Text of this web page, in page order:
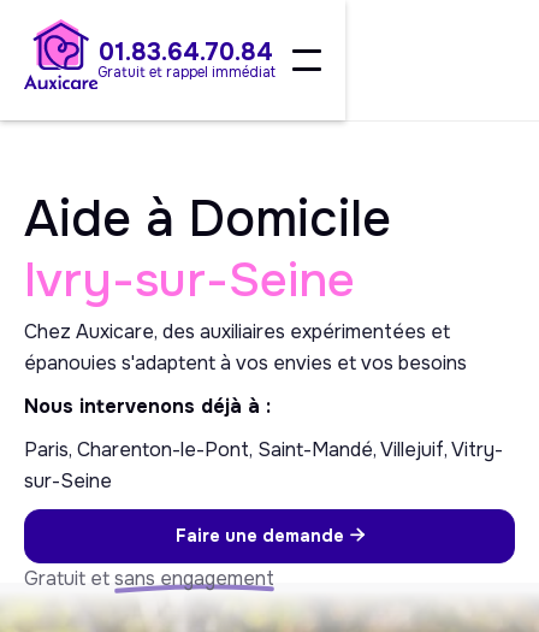
01.83.64.70.84
Gratuit et rappel immédiat
Aide à Domicile
Ivry-sur-Seine
Chez Auxicare, des auxiliaires expérimentées et
épanouies s'adaptent à vos envies et vos besoins
Nous intervenons déjà à :
Paris, Charenton-le-Pont, Saint-Mandé, Villejuif, Vitry-
sur-Seine
Faire une demande 
Gratuit etsans engagement